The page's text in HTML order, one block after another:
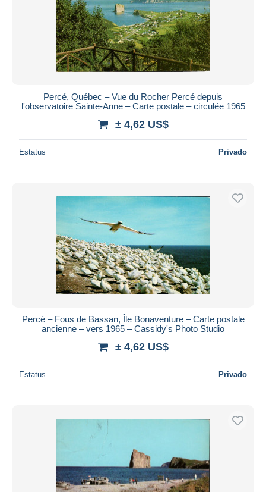
Percé, Québec – Vue du Rocher Percé depuis
l'observatoire Sainte-Anne – Carte postale – circulée 1965
± 4,62 US$
Estatus Privado
Percé – Fous de Bassan, Île Bonaventure – Carte postale
ancienne – vers 1965 – Cassidy's Photo Studio
± 4,62 US$
Estatus Privado